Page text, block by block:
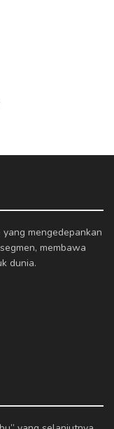
mengedepankan
membawa
dunia.